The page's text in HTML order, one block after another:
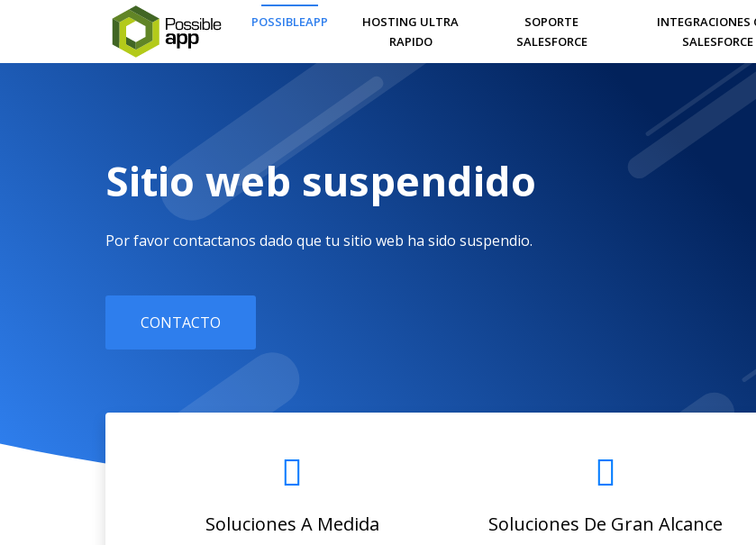
POSSIBLEAPP
HOSTING ULTRA
RAPIDO
SOPORTE
SALESFORCE
INTEGRACIONES
SALESFORCE
Sitio web suspendido
Por favor contactanos dado que tu sitio web ha sido suspendio.
CONTACTO
Soluciones A Medida Soluciones De Gran Alcance